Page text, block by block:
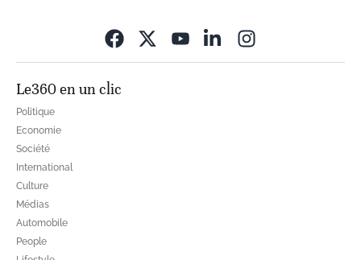
Le360 en un clic
Politique
Economie
Société
International
Culture
Médias
Automobile
People